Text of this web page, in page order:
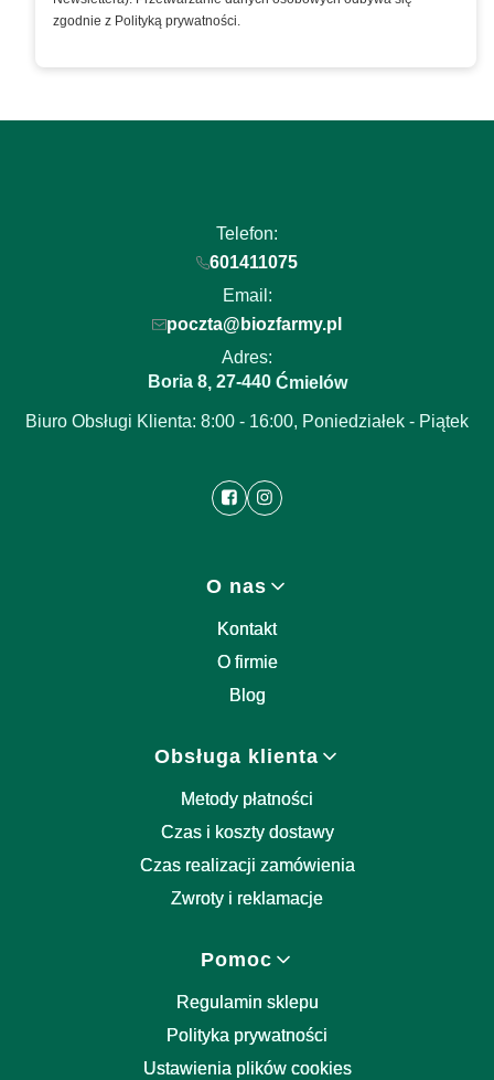
zgodnie z Polityką prywatności.
Telefon:
601411075
Email:
poczta@biozfarmy.pl
Adres:
Boria 8, 27-440Ćmielów
Biuro Obsługi Klienta: 8:00 - 16:00, Poniedziałek - Piątek
O nas
Kontakt
O firmie
Blog
Obsługa klienta
Metody płatności
Czas i koszty dostawy
Czas realizacji zamówienia
Zwroty i reklamacje
Pomoc
Regulamin sklepu
Polityka prywatności
Ustawienia plików cookies